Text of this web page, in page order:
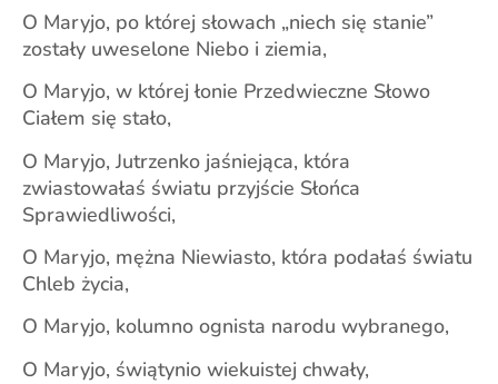
O Maryjo, po której słowach „niech się stanie”
zostały uweselone Niebo i ziemia,
O Maryjo, w której łonie Przedwieczne Słowo
Ciałem się stało,
O Maryjo, Jutrzenko jaśniejąca, która
zwiastowałaś światu przyjście Słońca
Sprawiedliwości,
O Maryjo, mężna Niewiasto, która podałaś światu
Chleb życia,
O Maryjo, kolumno ognista narodu wybranego,
O Maryjo, świątynio wiekuistej chwały,